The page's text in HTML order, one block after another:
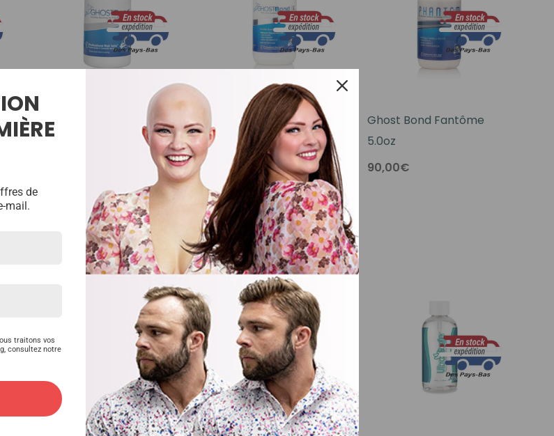
Lien Fantôme 5.0 Oz
Lien Fantôme XL 5 Oz
90,00€
Ghost Bond Fantôme
5.0oz
90,00€
de
mail.
traitons vos
consultez notre